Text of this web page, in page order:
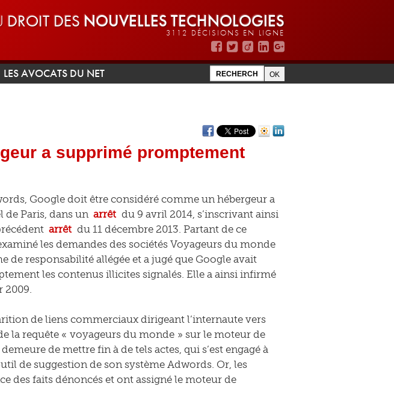
DROIT DES NOUVELLES TECHNOLOGIES
3112 DÉCISIONS EN LIGNE
LES AVOCATS DU NET
a supprimé promptement
Google doit être considéré comme un hébergeur a
de Paris, dans un arrêt du 9 avril 2014, s’inscrivant ainsi
arrêt du 11 décembre 2013. Partant de ce
les demandes des sociétés Voyageurs du monde
de responsabilité allégée et a jugé que Google avait
les contenus illicites signalés. Elle a ainsi infirmé
2009.
de liens commerciaux dirigeant l’internaute vers
la requête « voyageurs du monde » sur le moteur de
de mettre fin à de tels actes, qui s’est engagé à
de suggestion de son système Adwords. Or, les
des faits dénoncés et ont assigné le moteur de